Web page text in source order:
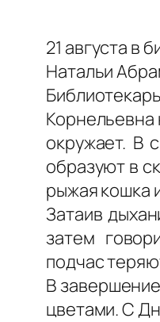
21 августа в
Натальи
Корнельевна
окружает. В
образуют в
рыжая кошка
Затаив
затем
подчас
В
цветами. С